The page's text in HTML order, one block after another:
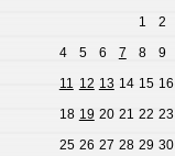
1
2
4
5 6 7 8 9
11 12 13 14 15 16
18 19 20 21 22 23
25 26 27 28 29 30